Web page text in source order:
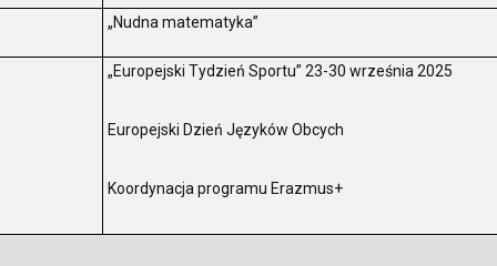
„Nudna matematyka”
„Europejski Tydzień Sportu” 23-30 września 2025
Europejski Dzień Języków Obcych
Koordynacja programu Erazmus+